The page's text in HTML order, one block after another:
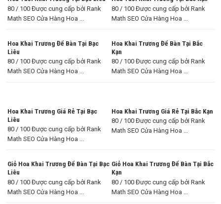
80 / 100 Được cung cấp bởi Rank
Math SEO Cửa Hàng Hoa ...
80 / 100 Được cung cấp bởi Rank
Math SEO Cửa Hàng Hoa ...
Hoa Khai Trương Để Bàn Tại Bạc
Liêu
80 / 100 Được cung cấp bởi Rank
Math SEO Cửa Hàng Hoa ...
Hoa Khai Trương Để Bàn Tại Bắc
Kạn
80 / 100 Được cung cấp bởi Rank
Math SEO Cửa Hàng Hoa ...
Hoa Khai Trương Giá Rẻ Tại Bạc
Liêu
80 / 100 Được cung cấp bởi Rank
Math SEO Cửa Hàng Hoa ...
Hoa Khai Trương Giá Rẻ Tại Bắc Kạn
80 / 100 Được cung cấp bởi Rank
Math SEO Cửa Hàng Hoa ...
Giỏ Hoa Khai Trương Để Bàn Tại Bạc
Liêu
80 / 100 Được cung cấp bởi Rank
Math SEO Cửa Hàng Hoa ...
Giỏ Hoa Khai Trương Để Bàn Tại Bắc
Kạn
80 / 100 Được cung cấp bởi Rank
Math SEO Cửa Hàng Hoa ...